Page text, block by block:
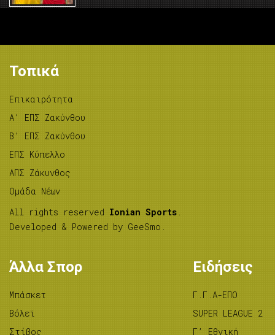
Τοπικά
Επικαιρότητα
A’ ΕΠΣ Ζακύνθου
B’ ΕΠΣ Ζακύνθου
ΕΠΣ Κύπελλο
ΑΠΣ Ζάκυνθος
Ομάδα Νέων
All rights reserved Ionian Sports .
Developed & Powered by GeeSmo .
Άλλα Σπορ
Μπάσκετ
Βόλεϊ
Στίβος
Ειδήσεις
Γ.Γ.Α-ΕΠΟ
SUPER LEAGUE 2
Γ’ Εθνική